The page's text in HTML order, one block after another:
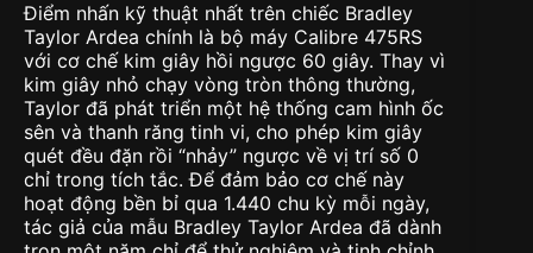
Điểm nhấn kỹ thuật nhất trên chiếc Bradley
Taylor Ardea chính là bộ máy Calibre 475RS
với cơ chế kim giây hồi ngược 60 giây. Thay vì
kim giây nhỏ chạy vòng tròn thông thường,
Taylor đã phát triển một hệ thống cam hình ốc
sên và thanh răng tinh vi, cho phép kim giây
quét đều đặn rồi “nhảy” ngược về vị trí số 0
chỉ trong tích tắc. Để đảm bảo cơ chế này
hoạt động bền bỉ qua 1.440 chu kỳ mỗi ngày,
tác giả của mẫu Bradley Taylor Ardea đã dành